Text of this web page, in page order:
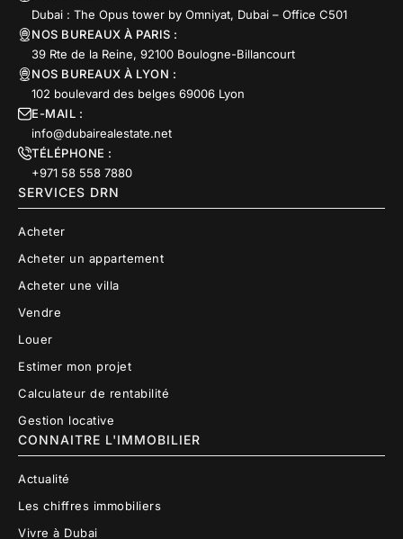
Dubai : The Opus tower by Omniyat, Dubai – Office C501
NOS BUREAUX À PARIS :
39 Rte de la Reine, 92100 Boulogne-Billancourt
NOS BUREAUX À LYON :
102 boulevard des belges 69006 Lyon
E-MAIL :
info@dubairealestate.net
TÉLÉPHONE :
+971 58 558 7880
SERVICES DRN
Acheter
Acheter un appartement
Acheter une villa
Vendre
Louer
Estimer mon projet
Calculateur de rentabilité
Gestion locative
CONNAITRE L'IMMOBILIER
Actualité
Les chiffres immobiliers
Vivre à Dubai